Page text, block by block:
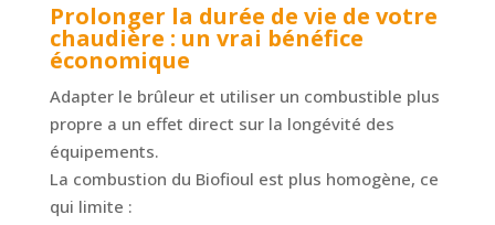
Prolonger la durée de vie de votre
chaudière : un vrai bénéfice
économique
Adapter le brûleur et utiliser un combustible plus
propre a un effet direct sur la longévité des
équipements.
La combustion du Biofioul est plus homogène, ce
qui limite :